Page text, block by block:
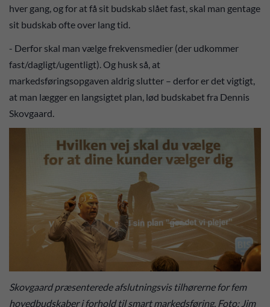
hver gang, og for at få sit budskab slået fast, skal man gentage
sit budskab ofte over lang tid.
- Derfor skal man vælge frekvensmedier (der udkommer
fast/dagligt/ugentligt). Og husk så, at
markedsføringsopgaven aldrig slutter – derfor er det vigtigt,
at man lægger en langsigtet plan, lød budskabet fra Dennis
Skovgaard.
Skovgaard præsenterede afslutningsvis tilhørerne for fem
hovedbudskaber i forhold til smart markedsføring. Foto: Jim